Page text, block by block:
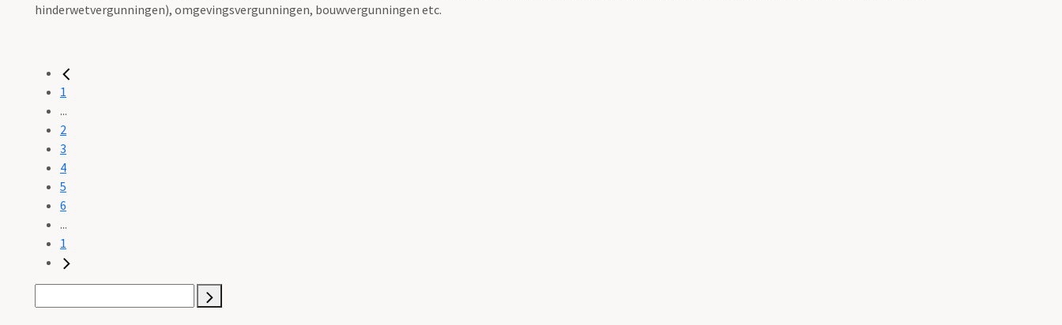
hinderwetvergunningen), omgevingsvergunningen, bouwvergunningen etc.
1
...
2
3
4
5
6
...
1